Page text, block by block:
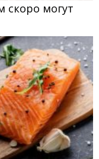
скоро могут